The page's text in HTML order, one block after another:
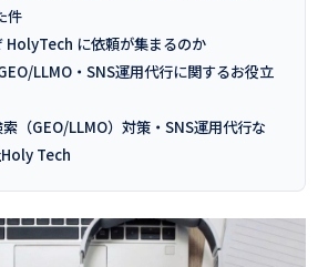
件
HolyTech に依頼が集まるのか
LLMO・SNS運用代行に関するお役立
（GEO/LLMO）対策・SNS運用代行な
Tech